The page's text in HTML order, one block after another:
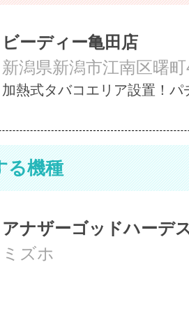
ビーディー亀田店
新潟県新潟市江南区曙
加熱式タバコエリア設置！
る機種
アナザーゴッドハーデ
ミズホ